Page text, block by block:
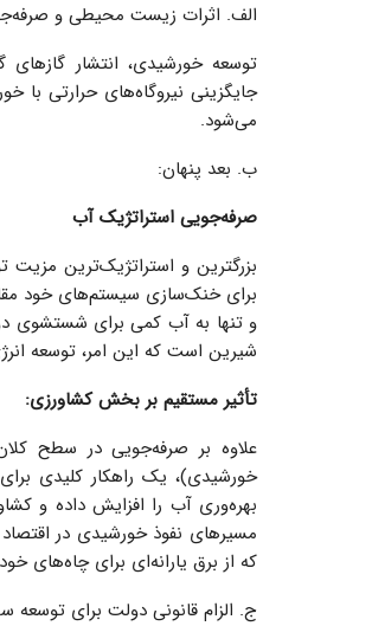
الف. اثرات زیست محیطی و
توسعه خورشیدی، انتشار
جایگزینی نیروگاه‌های حرارتی
می‌شود.
ب. بعد پنهان:
صرفه‌جویی استراتژیک آب
بزرگترین و استراتژیک‌ترین
و تنها به آب کمی برای شستشوی
شیرین است که این امر، توسعه
تأثیر مستقیم بر بخش کشاورزی:
علاوه بر صرفه‌جویی در سطح
خورشیدی)، یک راهکار کلیدی
بهره‌وری آب را افزایش داده و
که از برق یارانه‌ای برای چاه‌های خود استفاده می‌کنند، تا
ج. الزام قانونی دولت برای توسعه